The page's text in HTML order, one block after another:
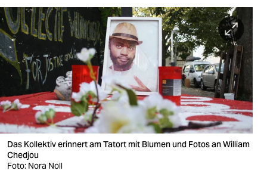
sport
berlin
nord
wahrheit
verlag
verlag
veranstaltungen
Das Kollektiv erinnert am Tatort mit Blumen und Fotos an William
Chedjou
Foto: Nora Noll